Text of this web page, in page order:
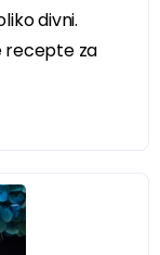
divni.
recepte za